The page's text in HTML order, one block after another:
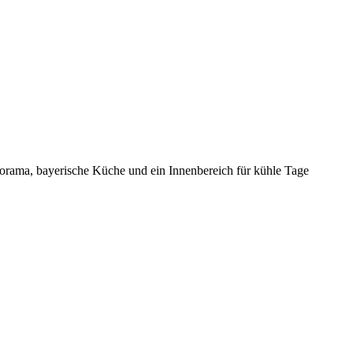
bayerische Küche und ein Innenbereich für kühle Tage